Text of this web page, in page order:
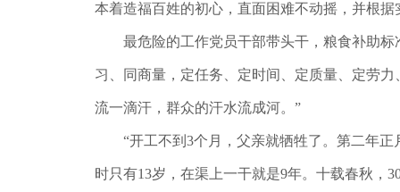
本着造福百姓的初心，直面困难不动摇，并根
最危险的工作党员干部带头干，粮食补助标
习、同商量，定任务、定时间、定质量、定劳
流一滴汗，群众的汗水流成河。”
“开工不到3个月，父亲就牺牲了。第二年正
时只有13岁，在渠上一干就是9年。十载春秋，